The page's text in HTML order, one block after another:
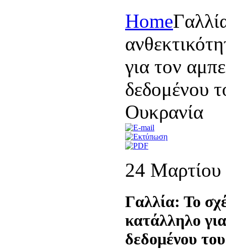
Home
για τον
δεδομένου
Ουκρανία
24
Γαλλία: Το
κατάλληλο
δεδομένου